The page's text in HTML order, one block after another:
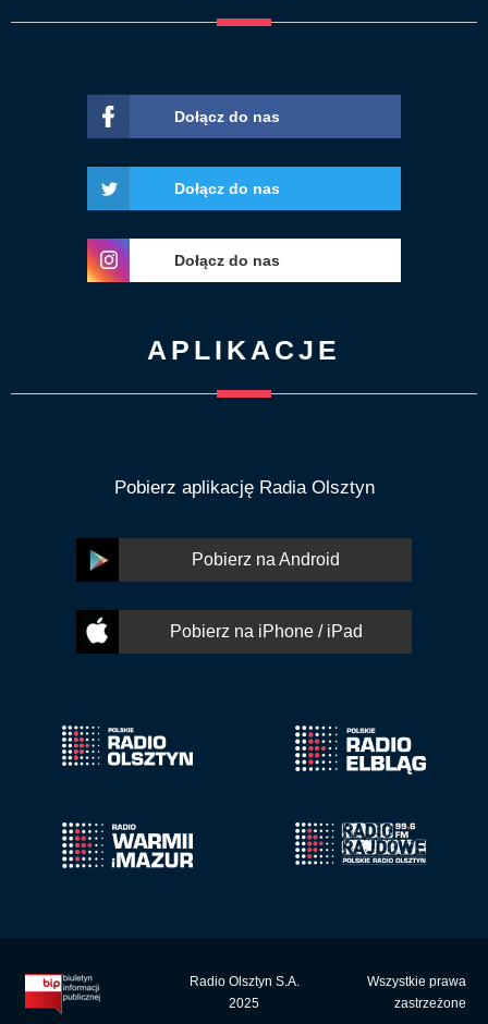
Dołącz do nas
Dołącz do nas
Dołącz do nas
APLIKACJE
Pobierz aplikację Radia Olsztyn
Pobierz na Android
Pobierz na iPhone / iPad
Radio Olsztyn S.A.
2025
Wszystkie prawa
zastrzeżone